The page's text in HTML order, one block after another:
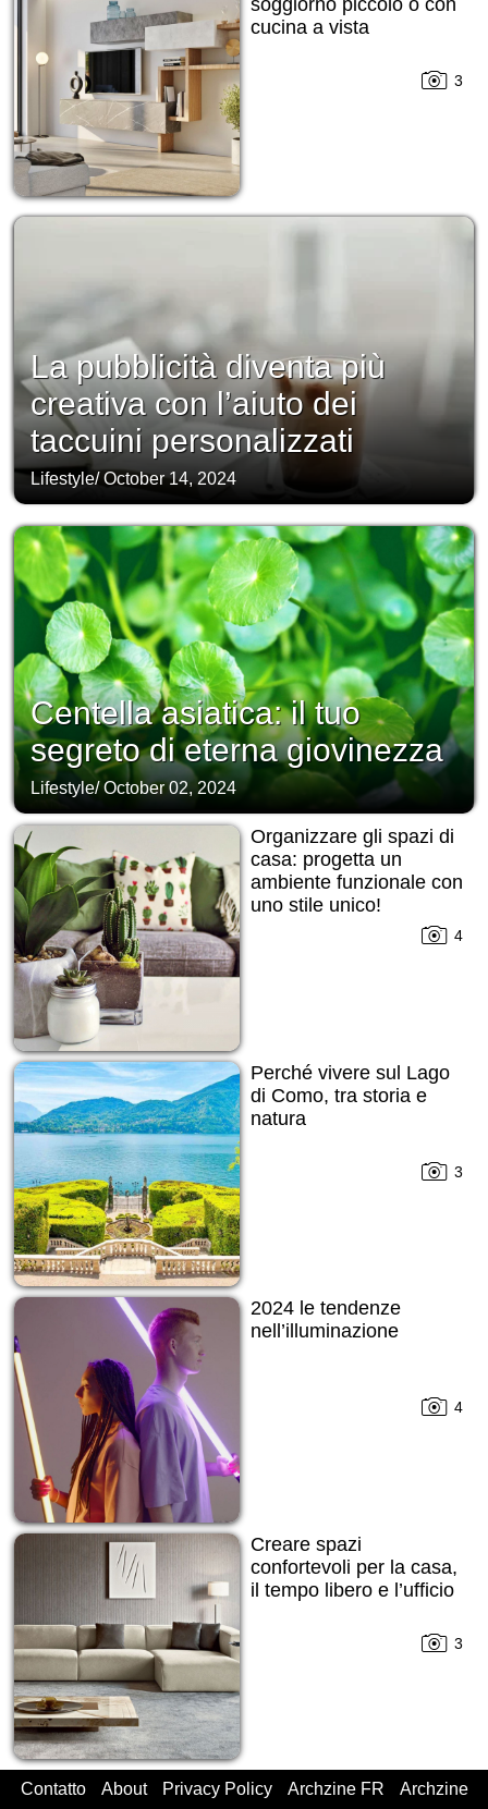
soggiorno piccolo o con
cucina a vista
3
La pubblicità diventa più
creativa con l’aiuto dei
taccuini personalizzati
Lifestyle/October 14, 2024
Centella asiatica: il tuo
segreto di eterna giovinezza
Lifestyle/October 02, 2024
Organizzare gli spazi di
casa: progetta un
ambiente funzionale con
uno stile unico!
4
Perché vivere sul Lago
di Como, tra storia e
natura
3
2024 le tendenze
nell’illuminazione
4
Creare spazi
confortevoli per la casa,
il tempo libero e l’ufficio
3
Contatto About Privacy Policy Archzine FR Archzine